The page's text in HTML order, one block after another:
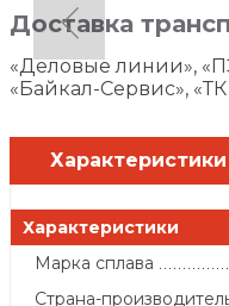
Доставка
«Деловые линии»,
«Байкал-Сервис»,
Характеристики
Характеристики
Марка сплава
Страна-